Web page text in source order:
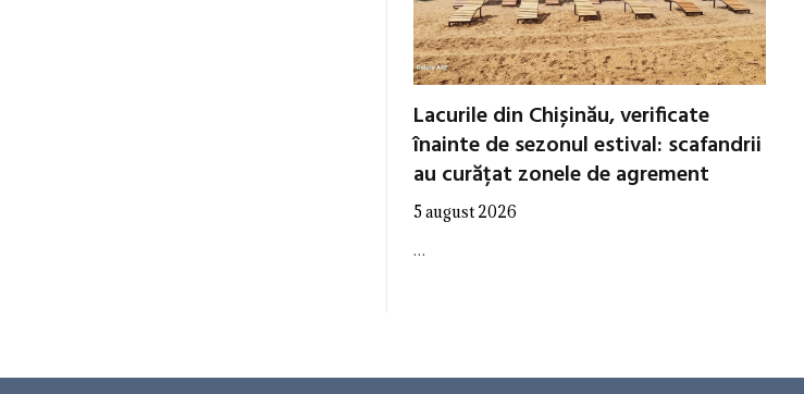
Lacurile din Chișinău, verificate
înainte de sezonul estival: scafandrii
au curățat zonele de agrement
5 august 2026
…